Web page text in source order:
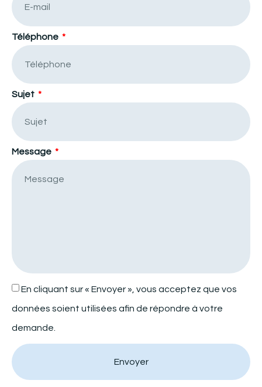
Téléphone
Sujet
Message
En cliquant sur « Envoyer », vous acceptez que vos
données soient utilisées afin de répondre à votre
demande.
Envoyer